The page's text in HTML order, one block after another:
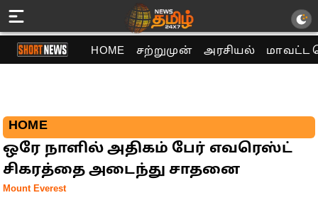
HOME சற்றுமுன் அரசியல் மாவட்ட
HOME
ஒரே நாளில் அதிகம் பேர் எவரெஸ்ட்
சிகரத்தை அடைந்து சாதனை
Mount Everest